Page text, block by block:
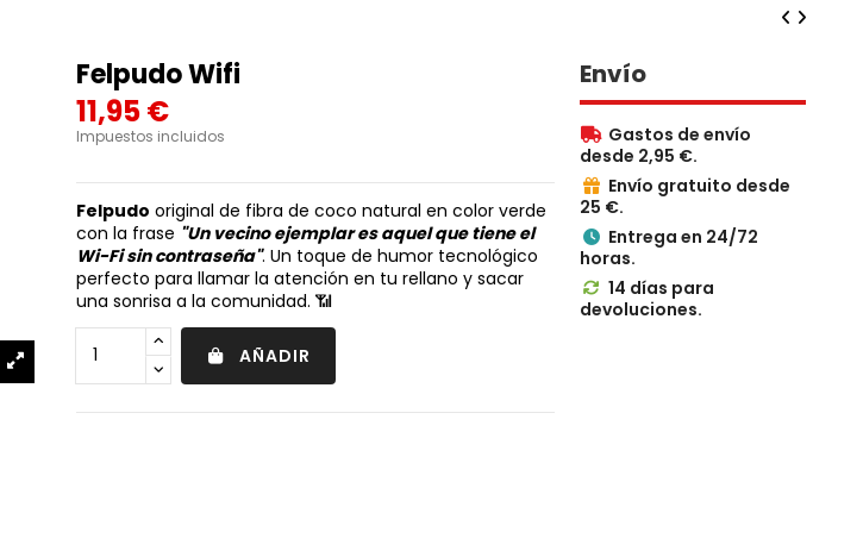
Felpudo Wifi
11,95 €
Impuestos incluidos
Felpudo original de fibra de coco natural en color verde
con la frase "Un vecino ejemplar es aquel que tiene el
Wi-Fi sin contraseña". Un toque de humor tecnológico
perfecto para llamar la atención en tu rellano y sacar
una sonrisa a la comunidad. 📶
AÑADIR
Envío
 Gastos de envío
desde 2,95 €.
 Envío gratuito desde
25 €.
 Entrega en 24/72
horas.
 14 días para
devoluciones.